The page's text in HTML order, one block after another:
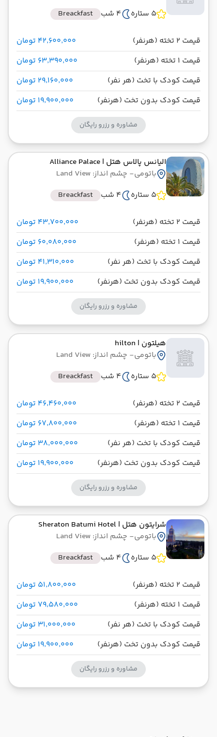
5 ستاره 4 شب Breackfast
قیمت 2 تخته (هرنفر)
۴۲٬۶۰۰٬۰۰۰ تومان
قیمت 1 تخته (هرنفر)
۶۳٬۳۹۰٬۰۰۰ تومان
قیمت کودک با تخت (هر نفر)
۲۹٬۱۶۰٬۰۰۰ تومان
قیمت کودک بدون تخت (هرنفر)
۱۹٬۹۰۰٬۰۰۰ تومان
مشاوره و رزرو رایگان
الیانس پالاس هتل | Alliance Palace
باتومی- چشم انداز: Land View
5 ستاره
4 شب Breackfast
قیمت 2 تخته (هرنفر)
۴۳٬۷۰۰٬۰۰۰ تومان
قیمت 1 تخته (هرنفر)
۶۰٬۰۸۰٬۰۰۰ تومان
قیمت کودک با تخت (هر نفر)
۴۱٬۳۱۰٬۰۰۰ تومان
قیمت کودک بدون تخت (هرنفر)
۱۹٬۹۰۰٬۰۰۰ تومان
مشاوره و رزرو رایگان
هیلتون | hilton
باتومی- چشم انداز: Land View
5 ستاره
4 شب Breackfast
قیمت 2 تخته (هرنفر)
۴۶٬۴۶۰٬۰۰۰ تومان
قیمت 1 تخته (هرنفر)
۶۷٬۸۰۰٬۰۰۰ تومان
قیمت کودک با تخت (هر نفر)
۳۸٬۰۰۰٬۰۰۰ تومان
قیمت کودک بدون تخت (هرنفر)
۱۹٬۹۰۰٬۰۰۰ تومان
مشاوره و رزرو رایگان
شرایتون هتل | Sheraton Batumi Hotel
باتومی- چشم انداز: Land View
5 ستاره
4 شب Breackfast
قیمت 2 تخته (هرنفر)
۵۱٬۸۰۰٬۰۰۰ تومان
قیمت 1 تخته (هرنفر)
۷۹٬۵۸۰٬۰۰۰ تومان
قیمت کودک با تخت (هر نفر)
۳۱٬۰۰۰٬۰۰۰ تومان
قیمت کودک بدون تخت (هرنفر)
۱۹٬۹۰۰٬۰۰۰ تومان
مشاوره و رزرو رایگان